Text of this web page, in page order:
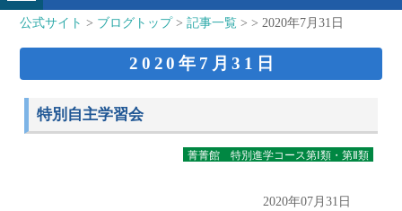
公式サイト > ブログトップ>記事一覧 > > 2020年7月31日
2020年7月31日
特別自主学習会
菁菁館 特別進学コース第Ⅰ類・第Ⅱ類
2020年07月31日